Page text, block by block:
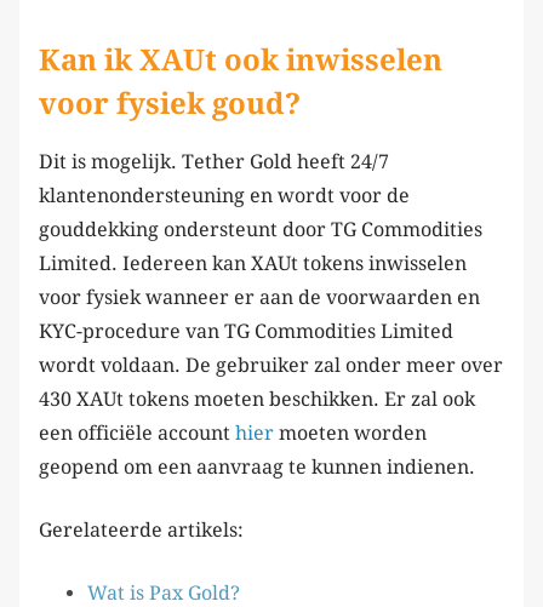
Kan ik XAUt ook inwisselen
voor fysiek goud?
Dit is mogelijk. Tether Gold heeft 24/7
klantenondersteuning en wordt voor de
gouddekking ondersteunt door TG Commodities
Limited. Iedereen kan XAUt tokens inwisselen
voor fysiek wanneer er aan de voorwaarden en
KYC-procedure van TG Commodities Limited
wordt voldaan. De gebruiker zal onder meer over
430 XAUt tokens moeten beschikken. Er zal ook
een officiële account hier moeten worden
geopend om een aanvraag te kunnen indienen.
Gerelateerde artikels:
Wat is Pax Gold?